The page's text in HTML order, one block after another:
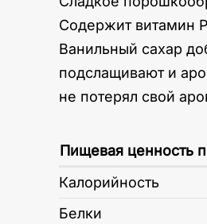
Содержит витамин
Ванильный сахар
подслащивают и
не потерял свой
Пищевая ценность
Калорийность
Белки